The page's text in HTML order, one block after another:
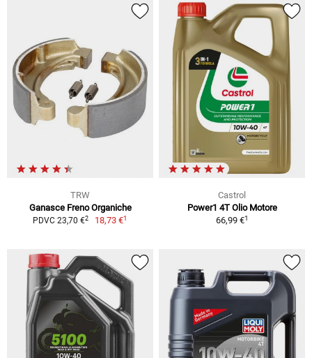
TRW
Ganasce Freno Organiche
PDVC 23,70 €2 18,73 €1
Castrol
Power1 4T Olio Motore
66,99 €1